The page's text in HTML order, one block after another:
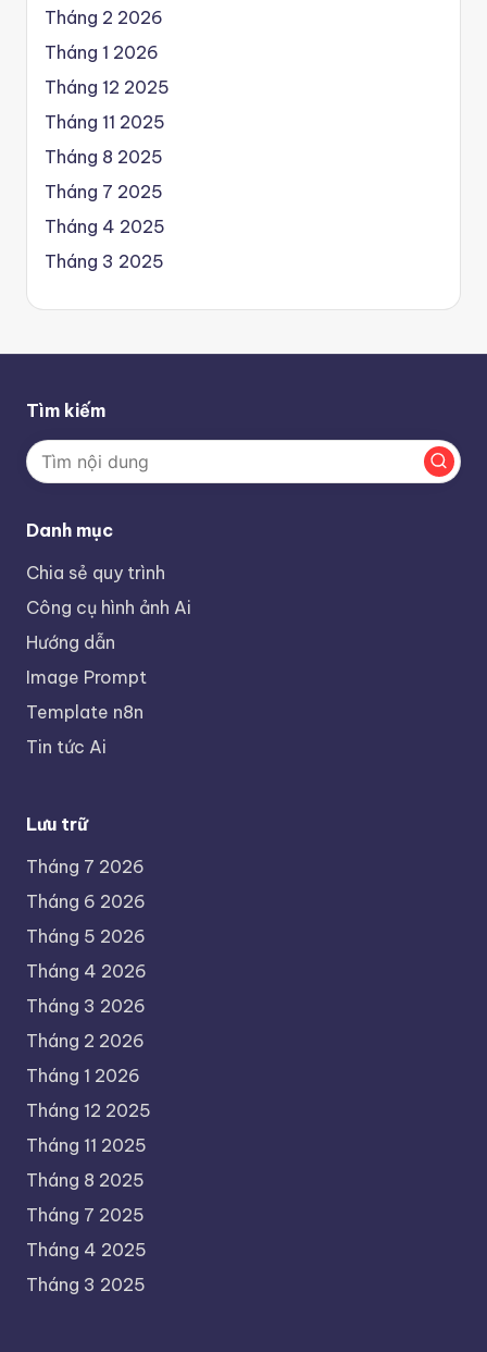
Tháng 2 2026
Tháng 1 2026
Tháng 12 2025
Tháng 11 2025
Tháng 8 2025
Tháng 7 2025
Tháng 4 2025
Tháng 3 2025
Tìm kiếm
Danh mục
Chia sẻ quy trình
Công cụ hình ảnh Ai
Hướng dẫn
Image Prompt
Template n8n
Tin tức Ai
Lưu trữ
Tháng 7 2026
Tháng 6 2026
Tháng 5 2026
Tháng 4 2026
Tháng 3 2026
Tháng 2 2026
Tháng 1 2026
Tháng 12 2025
Tháng 11 2025
Tháng 8 2025
Tháng 7 2025
Tháng 4 2025
Tháng 3 2025